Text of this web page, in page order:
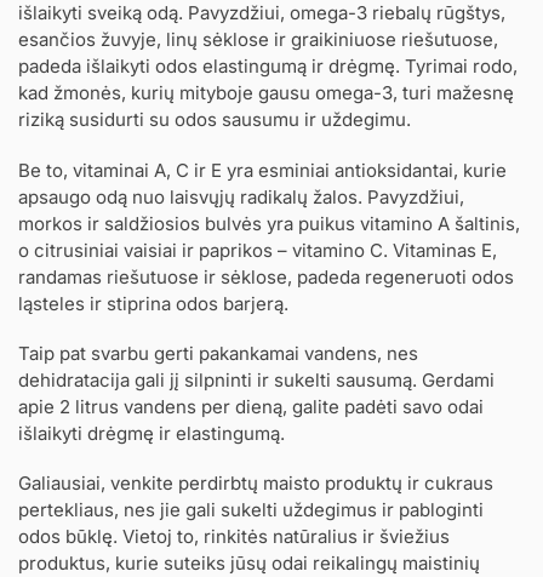
išlaikyti sveiką odą. Pavyzdžiui, omega-3 riebalų rūgštys,
esančios žuvyje, linų sėklose ir graikiniuose riešutuose,
padeda išlaikyti odos elastingumą ir drėgmę. Tyrimai rodo,
kad žmonės, kurių mityboje gausu omega-3, turi mažesnę
riziką susidurti su odos sausumu ir uždegimu.
Be to, vitaminai A, C ir E yra esminiai antioksidantai, kurie
apsaugo odą nuo laisvųjų radikalų žalos. Pavyzdžiui,
morkos ir saldžiosios bulvės yra puikus vitamino A šaltinis,
o citrusiniai vaisiai ir paprikos – vitamino C. Vitaminas E,
randamas riešutuose ir sėklose, padeda regeneruoti odos
ląsteles ir stiprina odos barjerą.
Taip pat svarbu gerti pakankamai vandens, nes
dehidratacija gali jį silpninti ir sukelti sausumą. Gerdami
apie 2 litrus vandens per dieną, galite padėti savo odai
išlaikyti drėgmę ir elastingumą.
Galiausiai, venkite perdirbtų maisto produktų ir cukraus
pertekliaus, nes jie gali sukelti uždegimus ir pabloginti
odos būklę. Vietoj to, rinkitės natūralius ir šviežius
produktus, kurie suteiks jūsų odai reikalingų maistinių